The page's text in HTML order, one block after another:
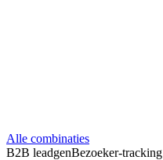
Alle combinaties
B2B leadgenBezoeker-tracking